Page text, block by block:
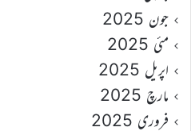
جون 2025
مئی 2025
اپریل 2025
مارچ 2025
فروری 2025